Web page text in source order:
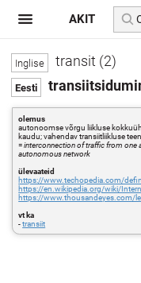
transit (2)
olemus
autonoomse võrgu liikluse
kaudu; vahendav transiitliikluse
=interconnection of traffic from one
autonomous network
ülevaateid
https://www.techopedia.com/
https://en.wikipedia.org/wiki/
https://www.thousandeyes.com/
vt ka
-transiit
AKIT